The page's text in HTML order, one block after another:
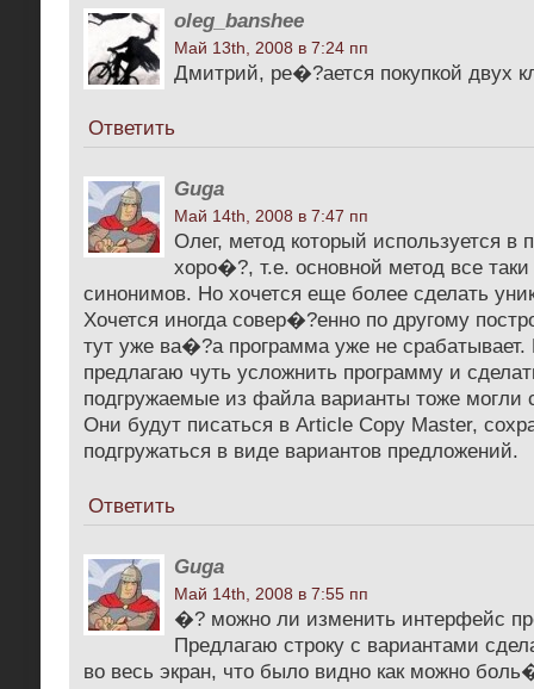
oleg_banshee
Май 13th, 2008 в 7:24 пп
Дмитрий, ре�?ается покупкой двух
Ответить
Guga
Май 14th, 2008 в 7:47 пп
Олег, метод который используется в
хоро�?, т.е. основной метод все
синонимов. Но хочется еще более сделать
Хочется иногда совер�?енно по другому
тут уже ва�?а программа уже не срабатывает.
предлагаю чуть усложнить программу и
подгружаемые из файла варианты тоже могли
Они будут писаться в Article Copy Master,
подгружаться в виде вариантов предложений.
Ответить
Guga
Май 14th, 2008 в 7:55 пп
�? можно ли изменить интерфейс
Предлагаю строку с вариантами
во весь экран, что было видно как можно